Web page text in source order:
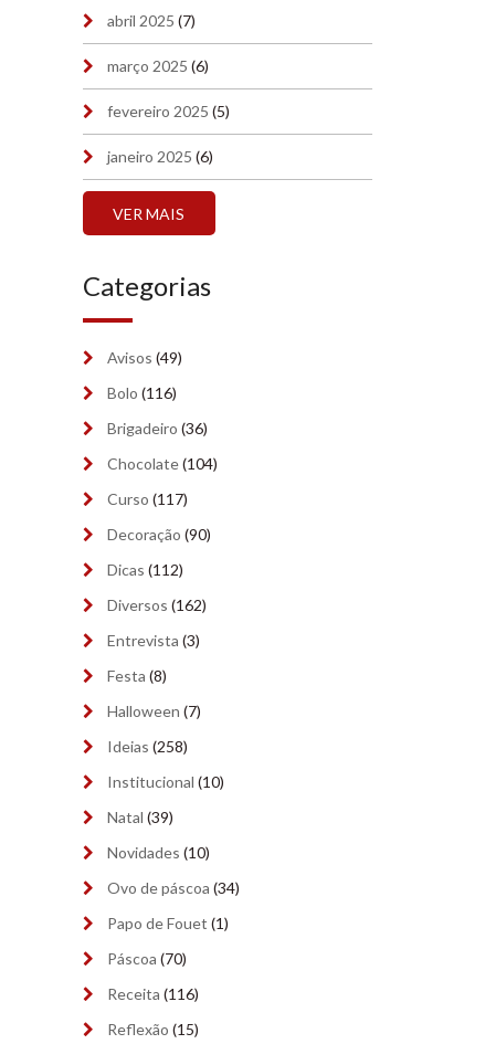
abril 2025 (7)
março 2025 (6)
fevereiro 2025 (5)
janeiro 2025 (6)
(7)
outubro 2024(7)
agosto 2024
julho 2024 (2)
junho 2024(2)
abril 2024(9)
março 2024(6)
fevereiro 2024
dezembro 2023
novembro 2023(9)
setembro 2023 (9)
agosto 2023(9)
julho 2023 (8)
VER MAIS
Categorias
Avisos (49)
Bolo (116)
Brigadeiro (36)
Chocolate(104)
Curso (117)
Decoração (90)
Dicas (112)
Diversos (162)
Entrevista (3)
Festa (8)
Halloween (7)
Ideias (258)
Institucional (10)
Natal (39)
Novidades (10)
Ovo de páscoa (34)
Papo de Fouet (1)
Páscoa (70)
Receita (116)
Reflexão (15)